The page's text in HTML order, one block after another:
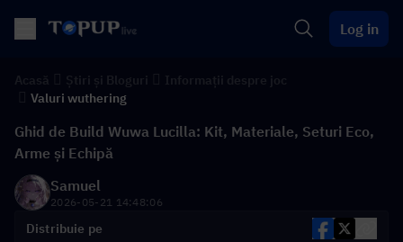
Log in
Valuri wuthering
Ghid de Build Wuwa Lucilla: Kit, Materiale, Seturi Eco,
Arme și Echipă
Samuel
2026-05-21 14:48:06
Distribuie pe